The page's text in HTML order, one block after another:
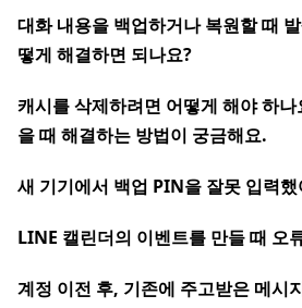
대화 내용을 백업하거나 복원할 때
떻게 해결하면 되나요?
캐시를 삭제하려면 어떻게 해야 하
을 때 해결하는 방법이 궁금해요.
새 기기에서 백업 PIN을 잘못 입력했
LINE 캘린더의 이벤트를 만들 때 오
계정 이전 후, 기존에 주고받은 메시